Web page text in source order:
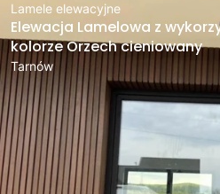
Lamele elewacyjne
Elewacja Lamelowa z
kolorze Orzech cieniowany
Tarnów